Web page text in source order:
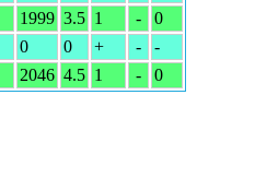
1999 3.5 1 -
0
0 0 + -
-
2046 4.5 1 -
0